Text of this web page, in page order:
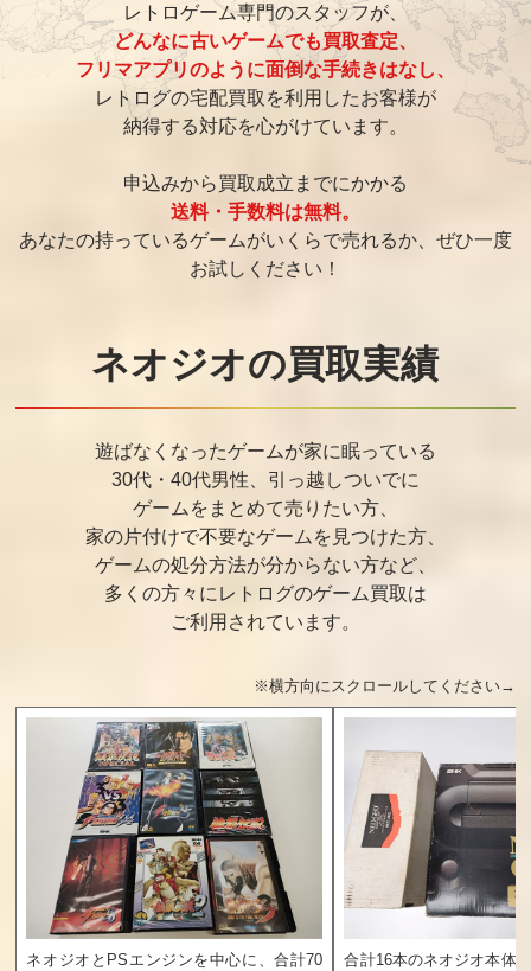
レトロゲーム専門のスタッフが、
どんなに古いゲームでも買取査定、
フリマアプリのように面倒な手続きはなし、
レトログの宅配買取を利用したお客様が
納得する対応を心がけています。
申込みから買取成立までにかかる
送料・手数料は無料。
あなたの持っているゲームがいくらで売れるか、ぜひ一度
お試しください！
ネオジオの買取実績
遊ばなくなったゲームが家に眠っている
30代・40代男性、引っ越しついでに
ゲームをまとめて売りたい方、
家の片付けで不要なゲームを見つけた方、
ゲームの処分方法が分からない方など、
多くの方々にレトログのゲーム買取は
ご利用されています。
※横方向にスクロールしてください→
ネオジオとPSエンジンを中心に、合計70
合計16本のネオジオ本体